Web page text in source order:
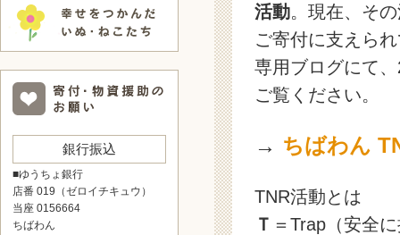
活動。現在、そ
ご寄付に支えら
専用ブログにて
ご覧ください。
→ ちばわん
TNR活動とは
Ｔ ＝Trap（安全
銀行振込
■ゆうちょ銀行
店番 019（ゼロイチキュウ）
当座 0156664
ちばわん